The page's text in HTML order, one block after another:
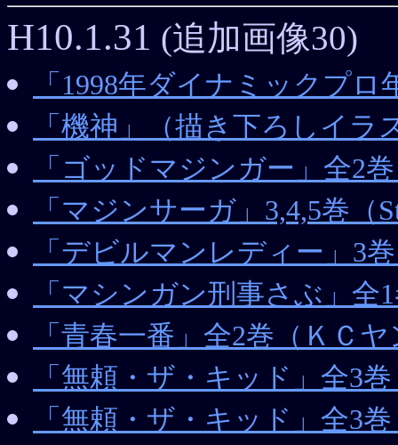
H10.1.31 (追加画像30)
「1998年ダイナミックプロ
「機神」（描き下ろしイラ
「ゴッドマジンガー」全2
「マジンサーガ」3,4,5巻（
「デビルマンレディー」3
「マシンガン刑事さぶ」全
「青春一番」全2巻（ＫＣ
「無頼・ザ・キッド」全3
「無頼・ザ・キッド」全3